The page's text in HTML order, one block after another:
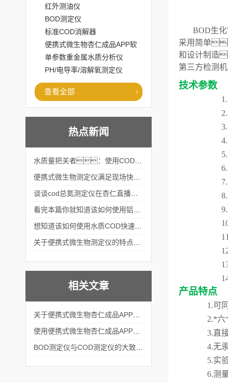
红外测油仪
BOD测定仪
标准COD消解器
便携式微生物杏仁成品APP软
件直播大全
单参数重金属水质分析仪
PH/电导率/溶解氧测定仪
查看全部
热点新闻
相关文章
BOD生
采用简单
和设计制造
第三方检测
技术参数
产品特点
1.可
2.*六
3.直
4.无
5.实
6.测